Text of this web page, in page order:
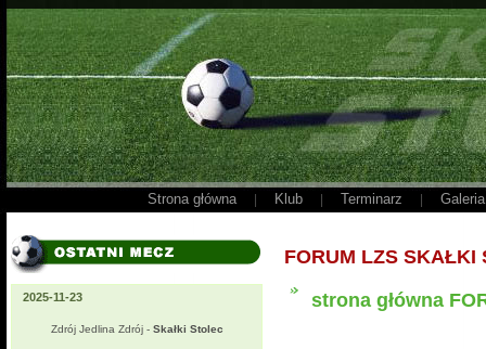
Strona główna Klub Terminarz Galeria
2025-11-23
Zdrój Jedlina Zdrój - Skałki Stolec
FORUM LZS SKAŁKI
strona główna